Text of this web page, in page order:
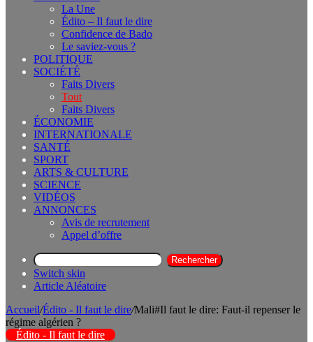
La Une
Édito – Il faut le dire
Confidence de Bado
Le saviez-vous ?
POLITIQUE
SOCIÉTÉ
Faits Divers
Tout
Faits Divers
ÉCONOMIE
INTERNATIONALE
SANTÉ
SPORT
ARTS & CULTURE
SCIENCE
VIDÉOS
ANNONCES
Avis de recrutement
Appel d’offre
Rechercher
Switch skin
Article Aléatoire
Accueil/Édito - Il faut le dire/Mali#Il faut le dire: Faut-il repenser le
régime algérien ?
Édito - Il faut le dire